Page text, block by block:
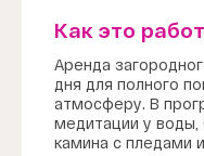
Как это
Аренда
дня для полного
атмосферу. В
медитации у воды,
камина с пледами